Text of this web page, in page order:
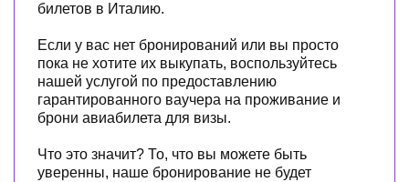
билетов в Италию.
Если у вас нет бронирований или вы просто
пока не хотите их выкупать, воспользуйтесь
нашей услугой по предоставлению
гарантированного ваучера на проживание и
брони авиабилета для визы.
Что это значит? То, что вы можете быть
уверенны, наше бронирование не будет